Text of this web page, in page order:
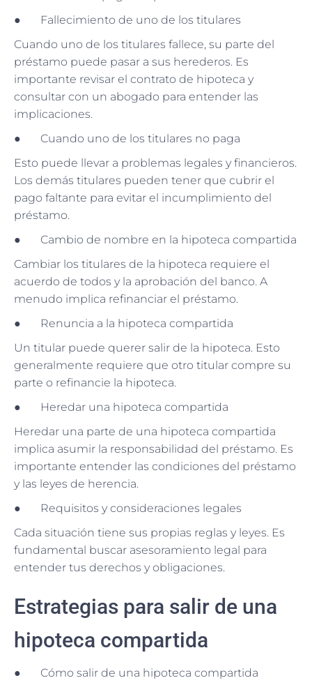
● Fallecimiento de uno de los titulares
Cuando uno de los titulares fallece, su parte del
préstamo puede pasar a sus herederos. Es
importante revisar el contrato de hipoteca y
consultar con un abogado para entender las
implicaciones.
● Cuando uno de los titulares no paga
Esto puede llevar a problemas legales y financieros.
Los demás titulares pueden tener que cubrir el
pago faltante para evitar el incumplimiento del
préstamo.
● Cambio de nombre en la hipoteca compartida
Cambiar los titulares de la hipoteca requiere el
acuerdo de todos y la aprobación del banco. A
menudo implica refinanciar el préstamo.
● Renuncia a la hipoteca compartida
Un titular puede querer salir de la hipoteca. Esto
generalmente requiere que otro titular compre su
parte o refinancie la hipoteca.
● Heredar una hipoteca compartida
Heredar una parte de una hipoteca compartida
implica asumir la responsabilidad del préstamo. Es
importante entender las condiciones del préstamo
y las leyes de herencia.
● Requisitos y consideraciones legales
Cada situación tiene sus propias reglas y leyes. Es
fundamental buscar asesoramiento legal para
entender tus derechos y obligaciones.
Estrategias para salir de una
hipoteca compartida
● Cómo salir de una hipoteca compartida